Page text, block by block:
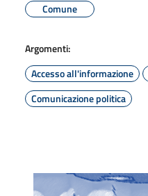
Comune
Argomenti:
Accesso all'informazione
Comunicazione politica